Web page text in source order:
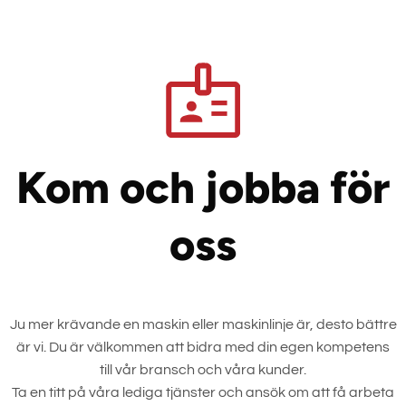
Kom och jobba för
oss
Ju mer krävande en maskin eller maskinlinje är, desto bättre
är vi. Du är välkommen att bidra med din egen kompetens
till vår bransch och våra kunder.
Ta en titt på våra lediga tjänster och ansök om att få arbeta